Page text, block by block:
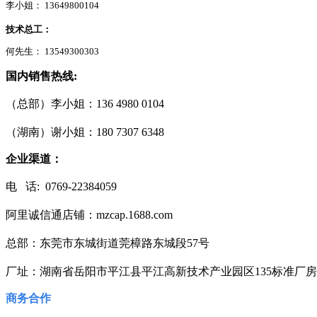
李小姐： 13649800104
技术总工 ：
何先生： 13549300303
国内销售热线:
（总部）李小姐：136 4980 0104
（湖南）谢小姐：180 7307 6348
企业渠道：
电 话: 0769-22384059
阿里诚信通店铺：mzcap.1688.com
总部：东莞市东城街道莞樟路东城段57号
厂址：湖南省岳阳市平江县平江高新技术产业园区135标准厂
商务合作